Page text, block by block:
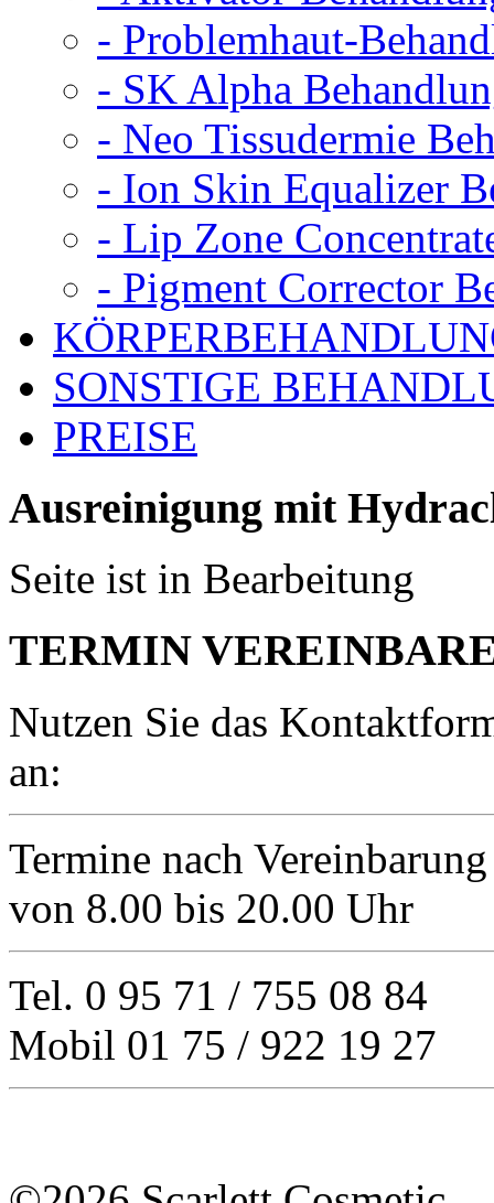
- Problemhaut-
- SK Alpha
- Neo Tissudermie
- Ion Skin Equalizer
- Lip Zone
- Pigment Corrector
SONSTIGE
PREISE
Ausreinigung mit
Seite ist in Bearbeitung
TERMIN
Nutzen Sie das
an:
Termine nach Vereinbarung
von 8.00 bis 20.00 Uhr
Tel. 0 95 71 / 755 08 84
Mobil 01 75 / 922 19 27